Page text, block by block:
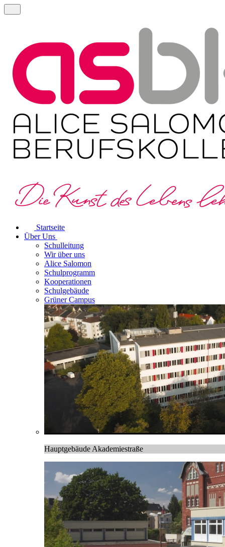
Startseite
Über Uns
Schulleitung
Wir über uns
Alice Salomon
Schulprogramm
Kooperationen
Schulgebäude
Grüner Campus
Hauptgebäude Akademiestraße